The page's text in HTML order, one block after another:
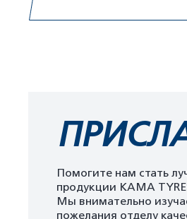
Помогите нам стать
продукции KAMA
Мы внимательно
пожелания отделу